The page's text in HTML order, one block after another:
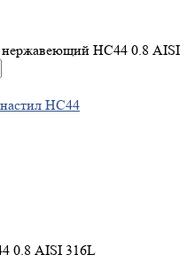
нержавеющий НС44 0.8 AISI
НС44
0.8 AISI 316L